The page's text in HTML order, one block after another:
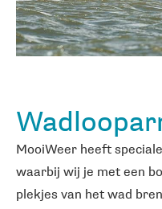
MooiWeer heeft
waarbij wij je met een
plekjes van het wad